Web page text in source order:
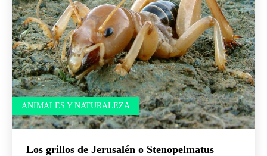
ANIMALES Y NATURALEZA
Los grillos de Jerusalén o Stenopelmatus